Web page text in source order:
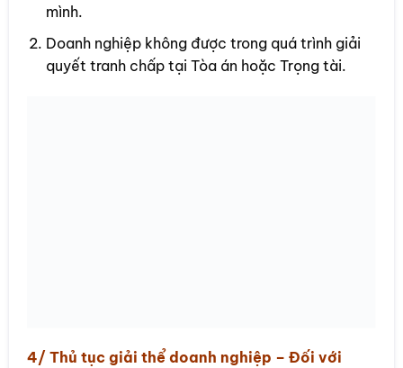
mình.
Doanh nghiệp không được trong quá trình giải
quyết tranh chấp tại Tòa án hoặc Trọng tài.
4/ Thủ tục giải thể doanh nghiệp – Đối với